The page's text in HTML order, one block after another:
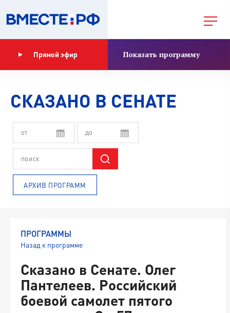
Прямой эфир Показать программу
СКАЗАНО В СЕНАТЕ
АРХИВ ПРОГРАММ
ПРОГРАММЫ
Назад к программе
Сказано в Сенате. Олег
Пантелеев. Российский
боевой самолет пятого